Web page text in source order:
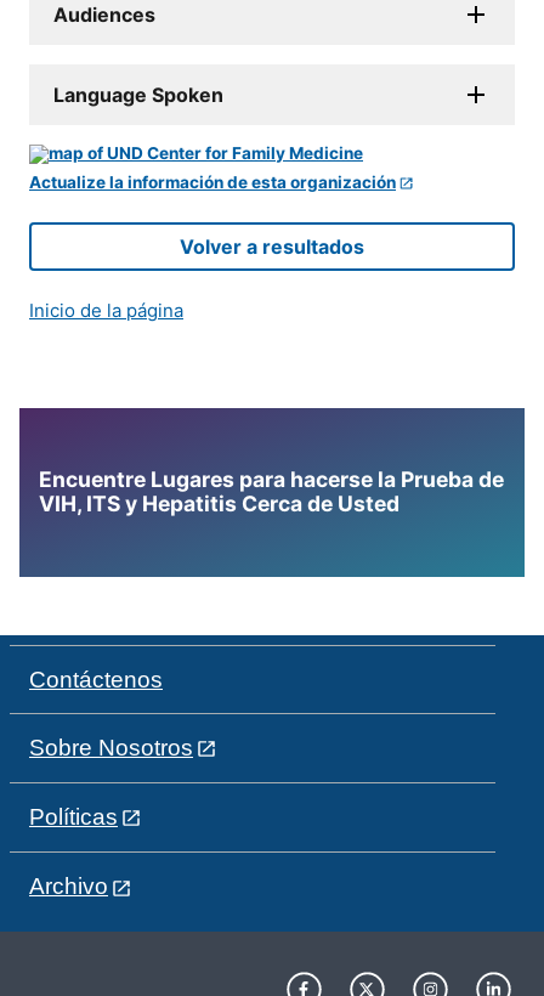
Audiences
Language Spoken
Actualize la información de esta organización
Volver a resultados
Inicio de la página
Encuentre Lugares para hacerse la Prueba de
VIH, ITS y Hepatitis Cerca de Usted
Contáctenos
Sobre Nosotros
Políticas
Archivo